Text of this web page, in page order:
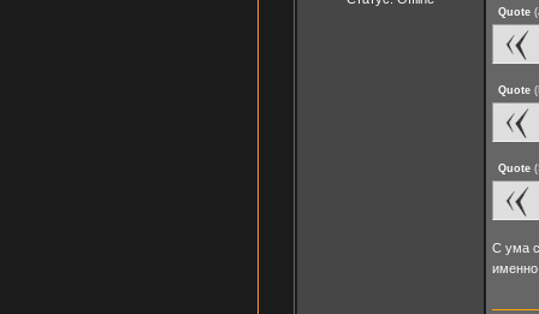
Quote (
Quote (
Quote (
С ума
именно